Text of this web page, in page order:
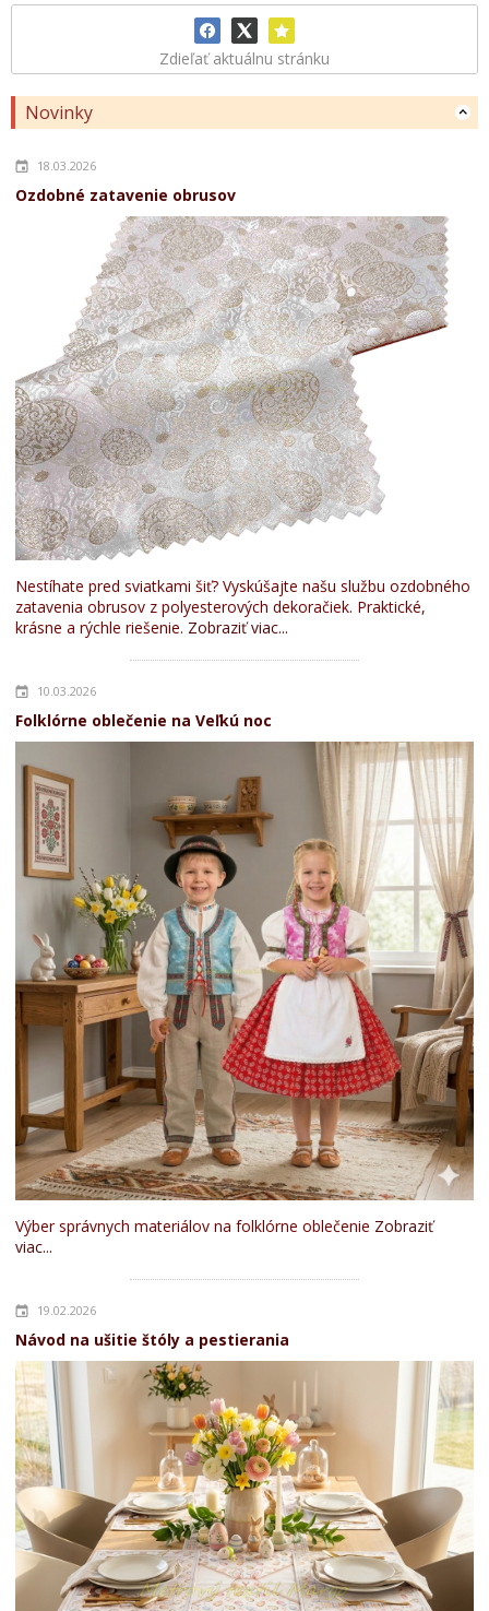
Zdieľať aktuálnu stránku
Novinky
18.03.2026
Ozdobné zatavenie obrusov
Nestíhate pred sviatkami šiť? Vyskúšajte našu službu ozdobného
zatavenia obrusov z polyesterových dekoračiek. Praktické,
krásne a rýchle riešenie. Zobraziť viac...
10.03.2026
Folklórne oblečenie na Veľkú noc
Výber správnych materiálov na folklórne oblečenie Zobraziť
viac...
19.02.2026
Návod na ušitie štóly a pestierania